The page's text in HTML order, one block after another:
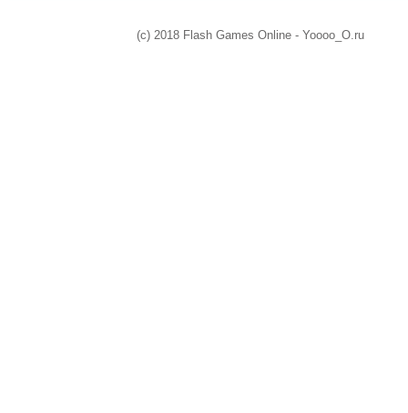
(c) 2018 Flash Games Online - Yoooo_O.ru